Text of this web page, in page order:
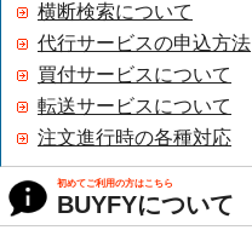
横断検索について
代行サービスの申込方法
買付サービスについて
転送サービスについて
注文進行時の各種対応
初めてご利用の方はこちら
BUYFYについて